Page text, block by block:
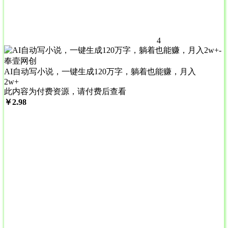
4
AI自动写小说，一键生成120万字，躺着也能赚，月入
2w+
此内容为付费资源，请付费后查看
￥2.98